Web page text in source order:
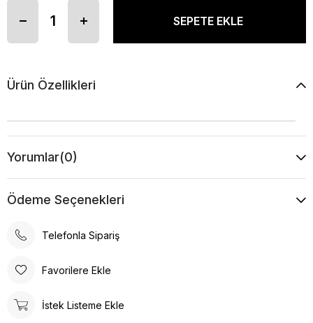
Ürün Özellikleri
Yorumlar(0)
Ödeme Seçenekleri
Telefonla Sipariş
Favorilere Ekle
İstek Listeme Ekle